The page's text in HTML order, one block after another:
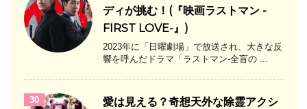
ディが挑む！(『映画ラストマン -
FIRST LOVE-』)
2023年に「日曜劇場」で放送され、大きな反
響を呼んだドラマ「ラストマン-全盲の ...
30
愛は見える？奇想天外な除霊アクシ